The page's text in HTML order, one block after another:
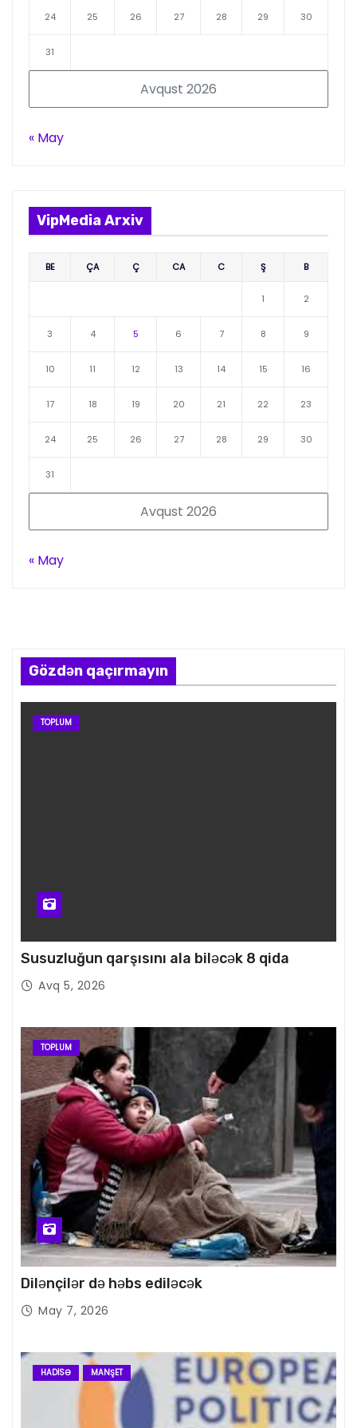
Avqust 2026
24 25 26 27 28 29 30
31
« May
VipMedia Arxiv
Avqust 2026
BE ÇA Ç CA C Ş B
1 2
3 4 5 6 7 8 9
10 11 12 13 14 15 16
17 18 19 20 21 22 23
24 25 26 27 28 29 30
31
« May
Gözdən qaçırmayın
TOPLUM
Susuzluğun qarşısını ala biləcək 8 qida
Avq 5, 2026
TOPLUM
Dilənçilər də həbs ediləcək
May 7, 2026
HADISƏ MANŞET